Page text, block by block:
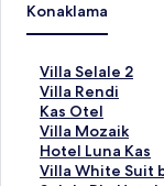
Konaklama
Villa Selale 2
V
i
l
l
a
S
Villa Rendi
V
i
l
l
a
Kas Otel
K
a
s
O
Villa Mozaik
V
i
l
Hotel Luna Kas
H
o
Villa White Suit
V